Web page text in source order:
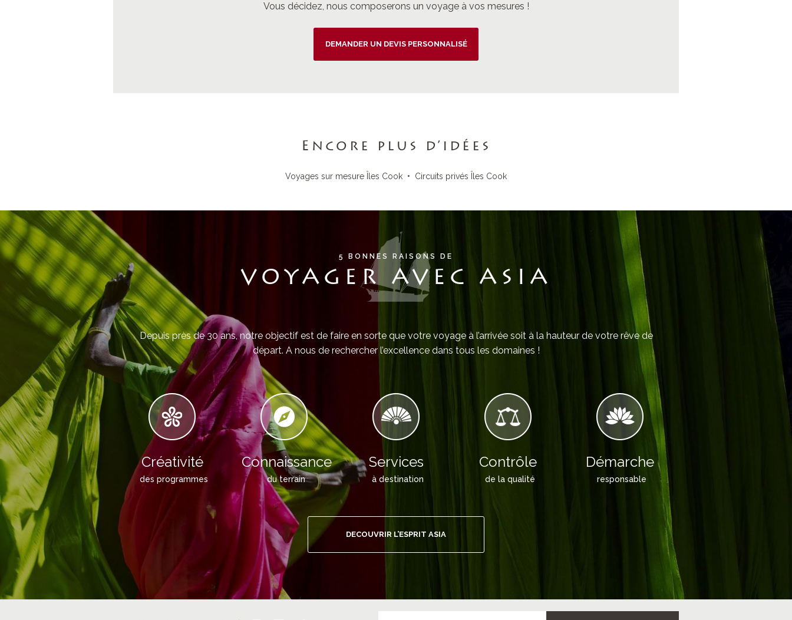
Vous décidez, nous composerons un voyage à vos mesures !
DEMANDER UN DEVIS PERSONNALISÉ
Encore plus d’idées
Voyages sur mesure Îles Cook • Circuits privés Îles Cook
5 BONNES RAISONS DE
VOYAGER AVEC ASIA
Depuis près de 30 ans, notre objectif est de faire en sorte que votre voyage à l’arrivée soit à la hauteur de votre rêve de
départ. A nous de rechercher l’excellence dans tous les domaines !
Créativité
des programmes
Connaissance
du terrain
Services
à destination
Contrôle
de la qualité
Démarche
responsable
DECOUVRIR L’ESPRIT ASIA